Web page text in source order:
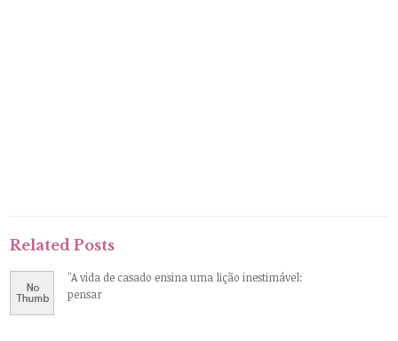
Related Posts
"A vida de casado ensina uma lição inestimável:
pensar